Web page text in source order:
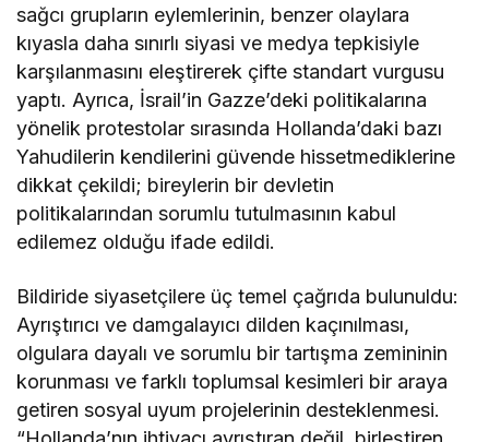
sağcı grupların eylemlerinin, benzer olaylara
kıyasla daha sınırlı siyasi ve medya tepkisiyle
karşılanmasını eleştirerek çifte standart vurgusu
yaptı. Ayrıca, İsrail’in Gazze’deki politikalarına
yönelik protestolar sırasında Hollanda’daki bazı
Yahudilerin kendilerini güvende hissetmediklerine
dikkat çekildi; bireylerin bir devletin
politikalarından sorumlu tutulmasının kabul
edilemez olduğu ifade edildi.
Bildiride siyasetçilere üç temel çağrıda bulunuldu:
Ayrıştırıcı ve damgalayıcı dilden kaçınılması,
olgulara dayalı ve sorumlu bir tartışma zemininin
korunması ve farklı toplumsal kesimleri bir araya
getiren sosyal uyum projelerinin desteklenmesi.